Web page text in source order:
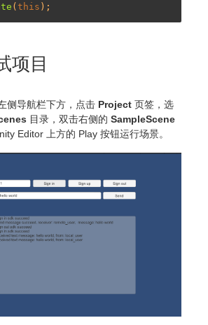
(this
项目
侧导航栏下方，点击 Project 页签，选
目录，双击右侧的 SampleScene
Editor 上方的 Play 按钮运行场景。